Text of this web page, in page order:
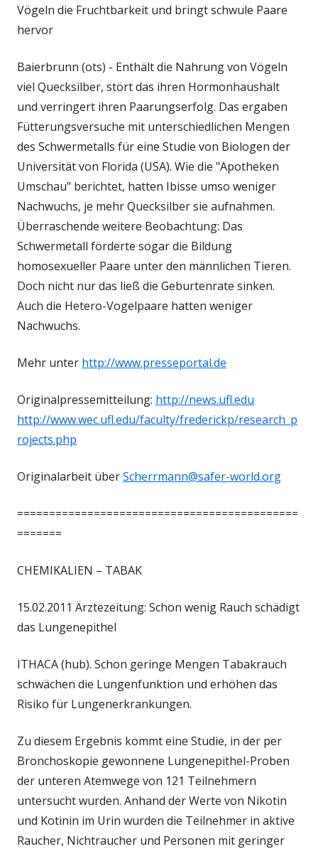
Vögeln die Fruchtbarkeit und bringt schwule Paare
hervor
Baierbrunn (ots) - Enthält die Nahrung von Vögeln
viel Quecksilber, stört das ihren Hormonhaushalt
und verringert ihren Paarungserfolg. Das ergaben
Fütterungsversuche mit unterschiedlichen Mengen
des Schwermetalls für eine Studie von Biologen der
Universität von Florida (USA). Wie die "Apotheken
Umschau" berichtet, hatten Ibisse umso weniger
Nachwuchs, je mehr Quecksilber sie aufnahmen.
Überraschende weitere Beobachtung: Das
Schwermetall förderte sogar die Bildung
homosexueller Paare unter den männlichen Tieren.
Doch nicht nur das ließ die Geburtenrate sinken.
Auch die Hetero-Vogelpaare hatten weniger
Nachwuchs.
Mehr unter http://www.presseportal.de
Originalpressemitteilung: http://news.ufl.edu
http://www.wec.ufl.edu/faculty/frederickp/research_p
rojects.php
Originalarbeit überScherrmann@safer-world.org
============================================
=======
CHEMIKALIEN – TABAK
15.02.2011 Ärztezeitung: Schon wenig Rauch schädigt
das Lungenepithel
ITHACA (hub). Schon geringe Mengen Tabakrauch
schwächen die Lungenfunktion und erhöhen das
Risiko für Lungenerkrankungen.
Zu diesem Ergebnis kommt eine Studie, in der per
Bronchoskopie gewonnene Lungenepithel-Proben
der unteren Atemwege von 121 Teilnehmern
untersucht wurden. Anhand der Werte von Nikotin
und Kotinin im Urin wurden die Teilnehmer in aktive
Raucher, Nichtraucher und Personen mit geringer